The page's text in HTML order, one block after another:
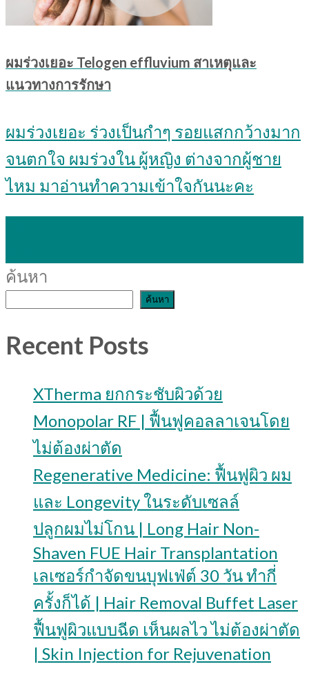
ผมร่วงเยอะ Telogen effluvium สาเหตุและ
แนวทางการรักษา
ผมร่วงเยอะ ร่วงเป็นกำๆ รอยแสกกว้างมาก
จนตกใจ ผมร่วงใน ผู้หญิง ต่างจากผู้ชาย
ไหม มาอ่านทำความเข้าใจกันนะคะ
ค้นหา
ค้นหา
Recent Posts
XTherma ยกกระชับผิวด้วย
Monopolar RF | ฟื้นฟูคอลลาเจนโดย
ไม่ต้องผ่าตัด
Regenerative Medicine: ฟื้นฟูผิว ผม
และ Longevity ในระดับเซลล์
ปลูกผมไม่โกน | Long Hair Non-
Shaven FUE Hair Transplantation
เลเซอร์กำจัดขนบุฟเฟ่ต์ 30 วัน ทำกี่
ครั้งก็ได้ | Hair Removal Buffet Laser
ฟื้นฟูผิวแบบฉีด เห็นผลไว ไม่ต้องผ่าตัด
| Skin Injection for Rejuvenation